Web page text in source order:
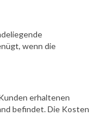
wenn die
erhaltenen
befindet. Die Kosten